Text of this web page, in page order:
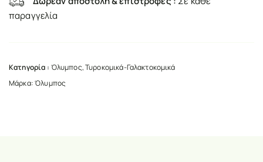
παραγγελία
Κατηγορία : Όλυμπος,Τυροκομικά-Γαλακτοκομικά
Μάρκα:Όλυμπος